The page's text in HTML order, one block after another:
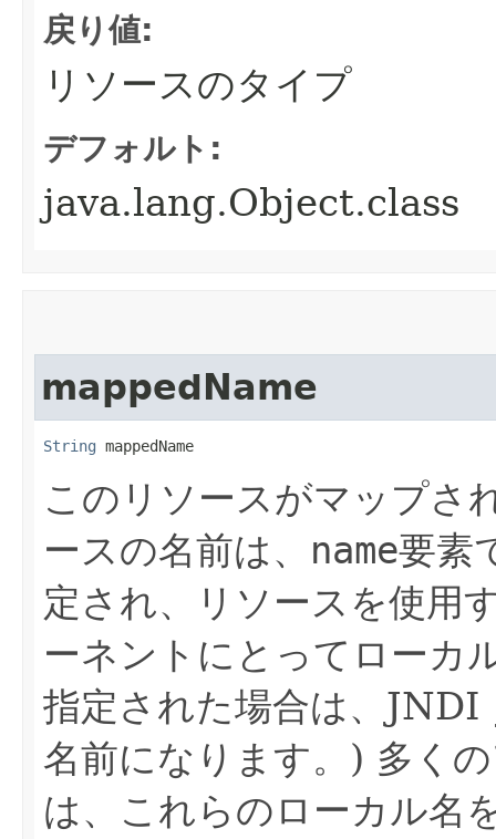
戻り値:
リソースのタイプ
デフォルト:
java.lang.Object.class
mappedName
String mappedName
このリソースがマップさ
ースの名前は、 name要素
定され、リソースを使用
ーネントにとってローカ
指定された場合は、JNDI
名前になります。) 多く
は、これらのローカル名